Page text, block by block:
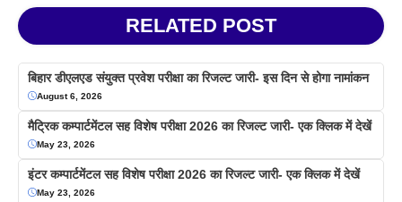
RELATED POST
बिहार डीएलएड संयुक्त प्रवेश परीक्षा का रिजल्ट जारी- इस दिन से होगा नामांकन
August 6, 2026
मैट्रिक कम्पार्टमेंटल सह विशेष परीक्षा 2026 का रिजल्ट जारी- एक क्लिक में देखें
May 23, 2026
इंटर कम्पार्टमेंटल सह विशेष परीक्षा 2026 का रिजल्ट जारी- एक क्लिक में देखें
May 23, 2026